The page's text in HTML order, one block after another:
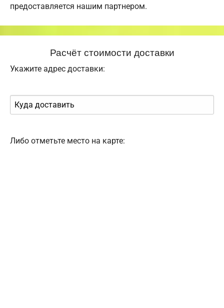
предоставляется нашим партнером.
Расчёт стоимости доставки
Укажите адрес доставки:
Либо отметьте место на карте: